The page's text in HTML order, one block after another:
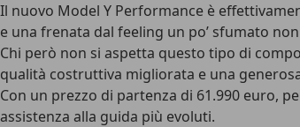
Il nuovo Model Y Performance è
e una frenata dal feeling un po’ sfumato
Chi però non si aspetta questo tipo di
qualità costruttiva migliorata e una
Con un prezzo di partenza di 61.990 euro,
assistenza alla guida più evoluti.